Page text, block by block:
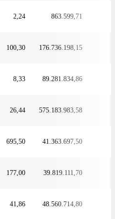
2,24 863.599,71
100,30 176.736.198,15
8,33 89.281.834,86
26,44 575.183.983,58
695,50 41.363.697,50
177,00 39.819.111,70
41,86 48.560.714,80